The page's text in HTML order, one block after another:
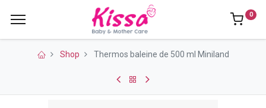
0
Shop Thermos baleine de 500 ml Miniland